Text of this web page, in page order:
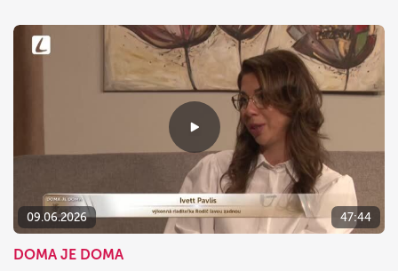
09.06.2026 47:44
DOMA JE DOMA